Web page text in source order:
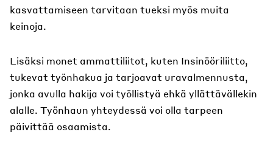
kasvattamiseen tarvitaan tueksi myös muita
keinoja.
Lisäksi monet ammattiliitot, kuten Insinööriliitto,
tukevat työnhakua ja tarjoavat uravalmennusta,
jonka avulla hakija voi työllistyä ehkä yllättävällekin
alalle. Työnhaun yhteydessä voi olla tarpeen
päivittää osaamista.